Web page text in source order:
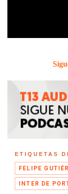
ETIQUETAS
FELIPE
INTER DE